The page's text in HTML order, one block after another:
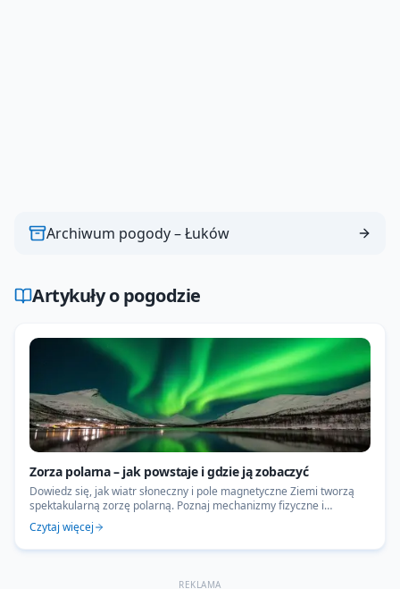
Archiwum pogody –Łuków
Artykuły o pogodzie
Zorza polarna – jak powstaje i gdzie ją zobaczyć
Dowiedz się, jak wiatr słoneczny i pole magnetyczne Ziemi tworzą
spektakularną zorzę polarną. Poznaj mechanizmy fizyczne i
sprawdź, gdzie w Polsce najlepiej obserwować aurorę.
Czytaj więcej
REKLAMA